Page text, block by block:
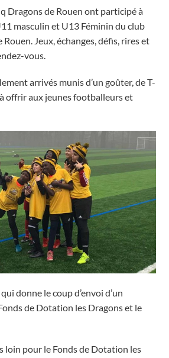
Dragons de Rouen ont participé à
masculin et U13 Féminin du club
Rouen. Jeux, échanges, défis, rires et
vous.
arrivés munis d’un goûter, de T-
offrir aux jeunes footballeurs et
donne le coup d’envoi d’un
de Dotation les Dragons et le
loin pour le Fonds de Dotation les